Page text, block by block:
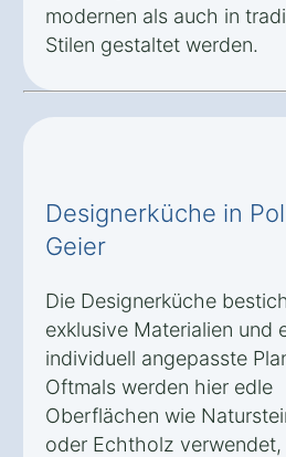
modernen als auch in
Stilen gestaltet werden.
Designerküche in
Geier
Die Designerküche
exklusive Materialien und
individuell angepasste
Oftmals werden hier edle
Oberflächen wie
oder Echtholz verwendet,